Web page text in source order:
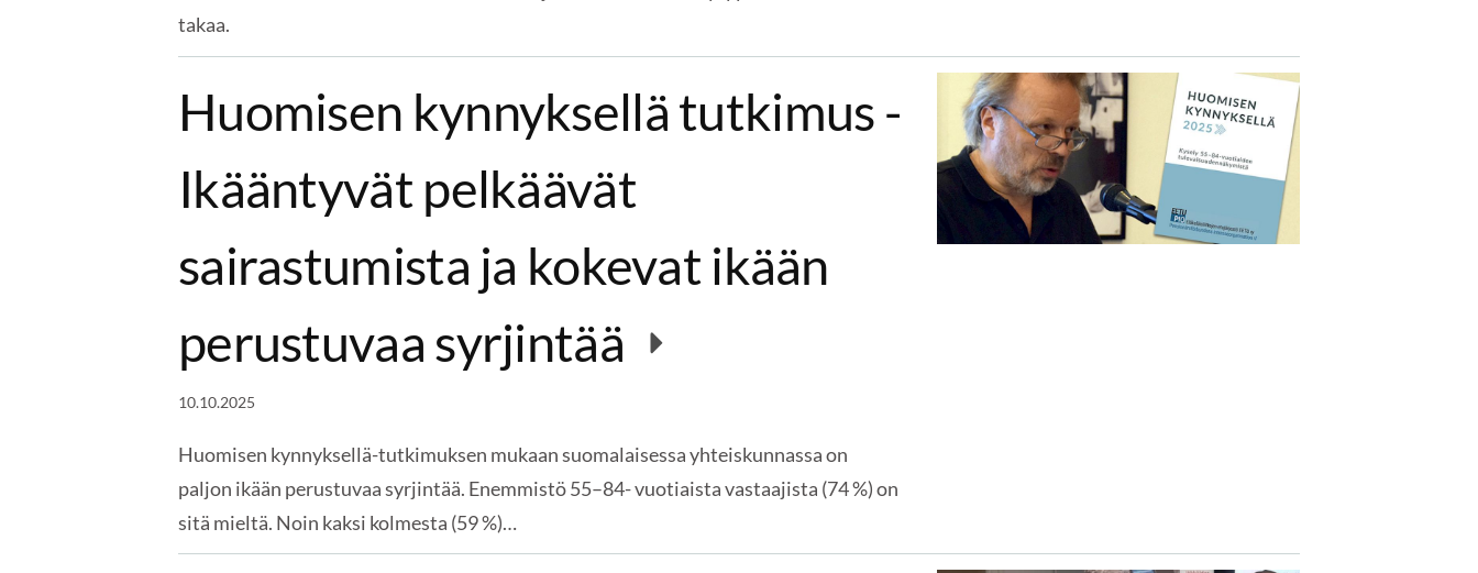
takaa.
Huomisen kynnyksellä tutkimus -
Ikääntyvät pelkäävät
sairastumista ja kokevat ikään
perustuvaa syrjintää
10.10.2025
Huomisen kynnyksellä-tutkimuksen mukaan suomalaisessa yhteiskunnassa on
paljon ikään perustuvaa syrjintää. Enemmistö 55–84- vuotiaista vastaajista (74 %) on
sitä mieltä. Noin kaksi kolmesta (59 %)…